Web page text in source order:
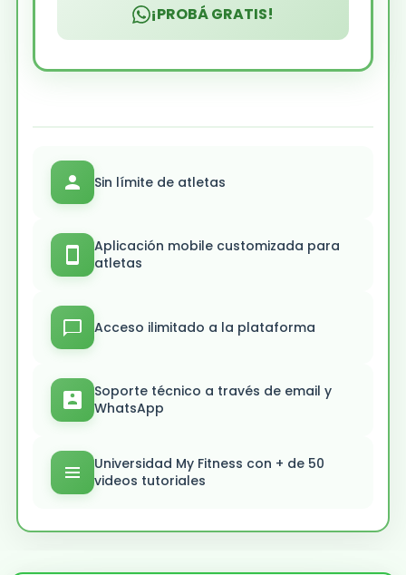
¡PROBÁ GRATIS!
Sin límite de atletas
Aplicación mobile customizada para
atletas
Acceso ilimitado a la plataforma
Soporte técnico a través de email y
WhatsApp
Universidad My Fitness con + de 50
videos tutoriales